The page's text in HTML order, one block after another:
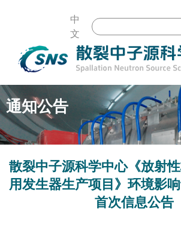
中
文
通知公告
散裂中子源科学中心《放射
用发生器生产项目》环境影
首次信息公告